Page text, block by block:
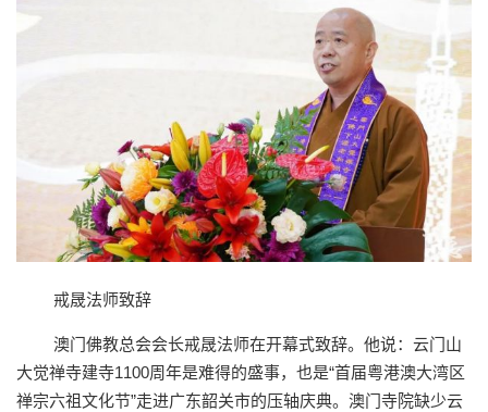
戒晟法师致辞
澳门佛教总会会长戒晟法师在开幕式致辞。他说：云门山
大觉禅寺建寺1100周年是难得的盛事，也是“首届粤港澳大湾区
禅宗六祖文化节”走进广东韶关市的压轴庆典。澳门寺院缺少云